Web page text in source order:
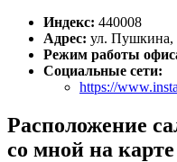
Индекс: 440008
Адрес: ул. Пушкина,
Режим работы
Социальные сети:
https://
Расположение
со мной на